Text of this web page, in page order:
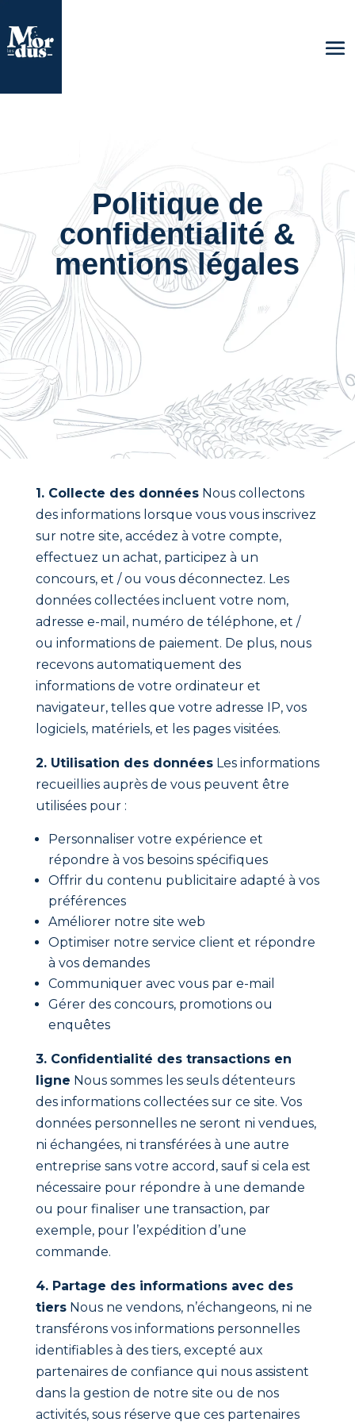
Politique de
confidentialité &
mentions légales
1. Collecte des donnéesNous collectons
des informations lorsque vous vous inscrivez
sur notre site, accédez à votre compte,
effectuez un achat, participez à un
concours, et / ou vous déconnectez. Les
données collectées incluent votre nom,
adresse e-mail, numéro de téléphone, et /
ou informations de paiement. De plus, nous
recevons automatiquement des
informations de votre ordinateur et
navigateur, telles que votre adresse IP, vos
logiciels, matériels, et les pages visitées.
2. Utilisation des donnéesLes informations
recueillies auprès de vous peuvent être
utilisées pour :
Personnaliser votre expérience et
répondre à vos besoins spécifiques
Offrir du contenu publicitaire adapté à vos
préférences
Améliorer notre site web
Optimiser notre service client et répondre
à vos demandes
Communiquer avec vous par e-mail
Gérer des concours, promotions ou
enquêtes
3. Confidentialité des transactions en
ligne Nous sommes les seuls détenteurs
des informations collectées sur ce site. Vos
données personnelles ne seront ni vendues,
ni échangées, ni transférées à une autre
entreprise sans votre accord, sauf si cela est
nécessaire pour répondre à une demande
ou pour finaliser une transaction, par
exemple, pour l’expédition d’une
commande.
4. Partage des informations avec des
tiersNous ne vendons, n’échangeons, ni ne
transférons vos informations personnelles
identifiables à des tiers, excepté aux
partenaires de confiance qui nous assistent
dans la gestion de notre site ou de nos
activités, sous réserve que ces partenaires